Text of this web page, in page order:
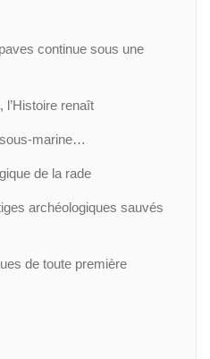
continue sous une
l’Histoire renaît
sous-marine…
de la rade
archéologiques sauvés
de toute première